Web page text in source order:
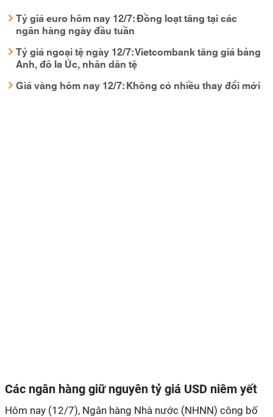
Tỷ giá euro hôm nay 12/7: Đồng loạt tăng tại các
ngân hàng ngày đầu tuần
Tỷ giá ngoại tệ ngày 12/7: Vietcombank tăng giá bảng
Anh, đô la Úc, nhân dân tệ
Giá vàng hôm nay 12/7: Không có nhiều thay đổi mới
Các ngân hàng giữ nguyên tỷ giá USD niêm yết
Hôm nay (12/7), Ngân hàng Nhà nước (NHNN) công bố